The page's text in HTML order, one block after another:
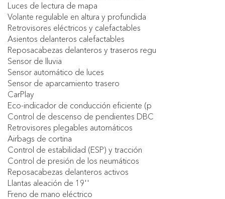
Luces de lectura de mapa
Volante regulable en altura y profundida
Retrovisores eléctricos y calefactables
Asientos delanteros calefactables
Reposacabezas delanteros y traseros regu
Sensor de lluvia
Sensor automático de luces
Sensor de aparcamiento trasero
CarPlay
Eco-indicador de conducción eficiente (p
Control de descenso de pendientes DBC
Retrovisores plegables automáticos
Airbags de cortina
Control de estabilidad (ESP) y tracción
Control de presión de los neumáticos
Reposacabezas delanteros activos
Llantas aleación de 19''
Freno de mano eléctrico